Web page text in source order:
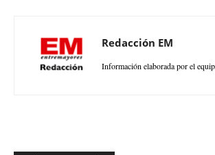
Redacción EM
Información elaborada por el